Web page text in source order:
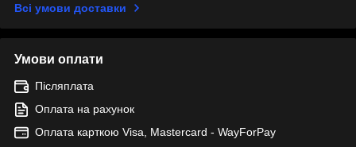
Всі умови доставки
Умови оплати
Післяплата
Оплата на рахунок
Оплата карткою Visa, Mastercard - WayForPay